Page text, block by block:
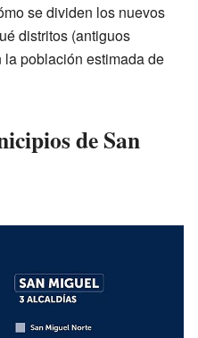
se dividen los nuevos
distritos (antiguos
población estimada de
de San